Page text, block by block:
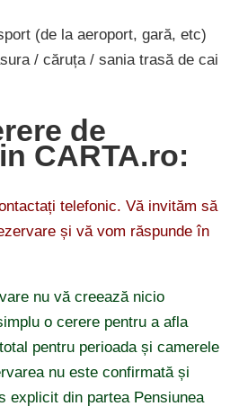
(de la aeroport, gară, etc)
/ căruța / sania trasă de cai
de
CARTA.ro:
telefonic. Vă invităm să
și vă vom răspunde în
nu vă creează nicio
o cerere pentru a afla
pentru perioada și camerele
nu este confirmată și
explicit din partea Pensiunea